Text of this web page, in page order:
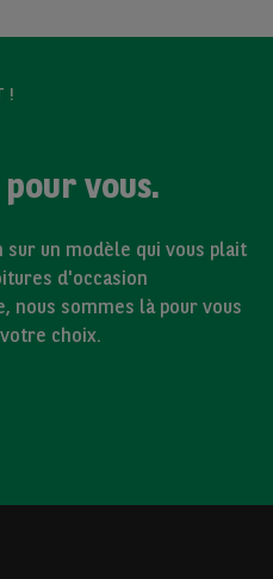
!
vous.
sur un modèle qui vous plait
d'occasion
nous sommes là pour vous
choix.